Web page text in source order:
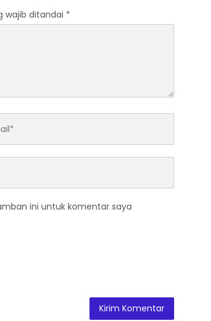
wajib ditandai *
ini untuk komentar saya